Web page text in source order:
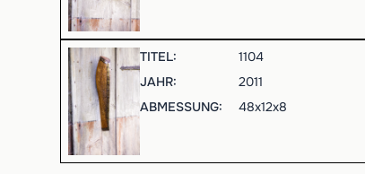
TITEL: 1104
JAHR:
2011
ABMESSUNG:
48x12x8